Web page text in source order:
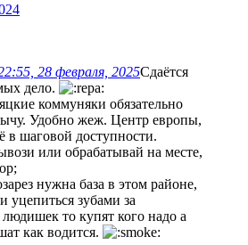
28 февраля, 2025Сдаётся
дело.
коммуняки обязательно
Удобно жеж. Центр европы,
в шаговой доступности.
или обрабатывай на месте,
нужна база в этом районе,
уцепиться зубами за
то купят кого надо а
как водится.